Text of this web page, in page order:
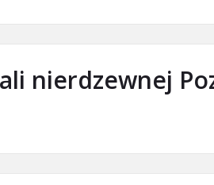
nierdzewnej